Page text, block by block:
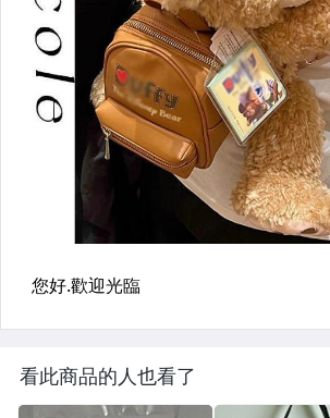
玩具、模型與公仔
男性精品與服飾
女裝與服飾配件
偶像、球員卡與郵幣
手錶與飾品配件
女包精品與女鞋
家電與影音視聽
看此商品的人也看了